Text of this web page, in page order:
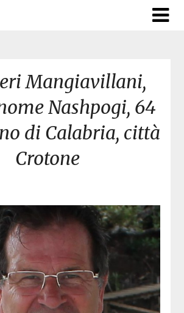
Mangiavillani,
Nashpogi, 64
di Calabria, città
Crotone